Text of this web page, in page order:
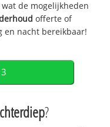
de mogelijkheden
offerte of
en nacht bereikbaar!
?